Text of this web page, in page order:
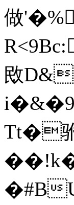
做'�%
敃
Tt�驸
� #B